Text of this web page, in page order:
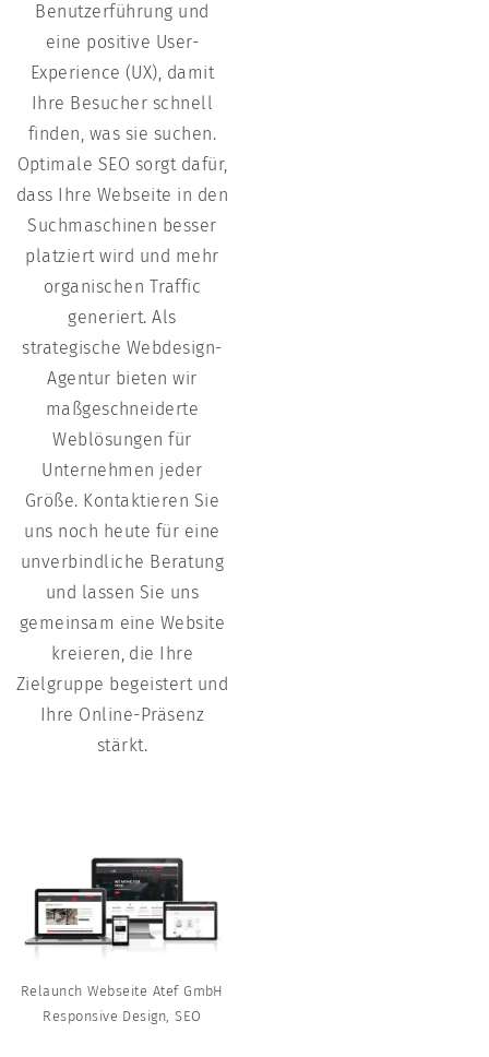
Benutzerführung und
eine positive User-
Experience (UX), damit
Ihre Besucher schnell
finden, was sie suchen.
Optimale SEO sorgt dafür,
dass Ihre Webseite in den
Suchmaschinen besser
platziert wird und mehr
organischen Traffic
generiert. Als
strategische Webdesign-
Agentur bieten wir
maßgeschneiderte
Weblösungen für
Unternehmen jeder
Größe. Kontaktieren Sie
uns noch heute für eine
unverbindliche Beratung
und lassen Sie uns
gemeinsam eine Website
kreieren, die Ihre
Zielgruppe begeistert und
Ihre Online-Präsenz
stärkt.
Relaunch Webseite Atef GmbH
Responsive Design, SEO